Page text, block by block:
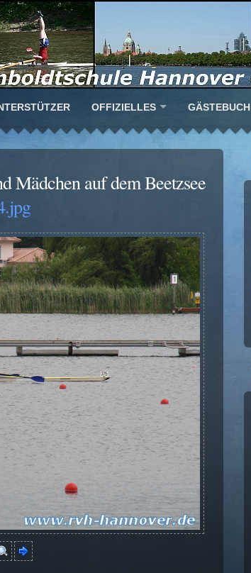
OFFIZIELLES GÄSTEBUCH
Mädchen auf dem Beetzsee